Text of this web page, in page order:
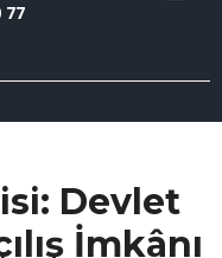
77
Devlet
İmkânı